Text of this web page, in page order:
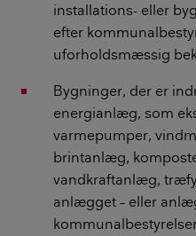
installations- eller
efter
uforholdsmæssig
Bygninger, der er
energianlæg, som
varmepumper,
brintanlæg,
vandkraftanlæg,
anlægget – eller